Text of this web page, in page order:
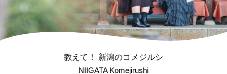
教えて！ 新潟のコメジルシ
NIIGATA Komejirushi